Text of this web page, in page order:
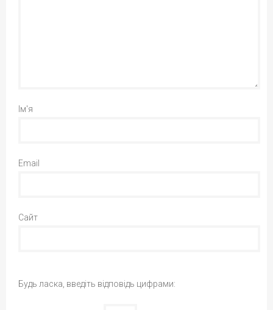
Ім'я
Email
Сайт
Будь ласка, введіть відповідь цифрами: